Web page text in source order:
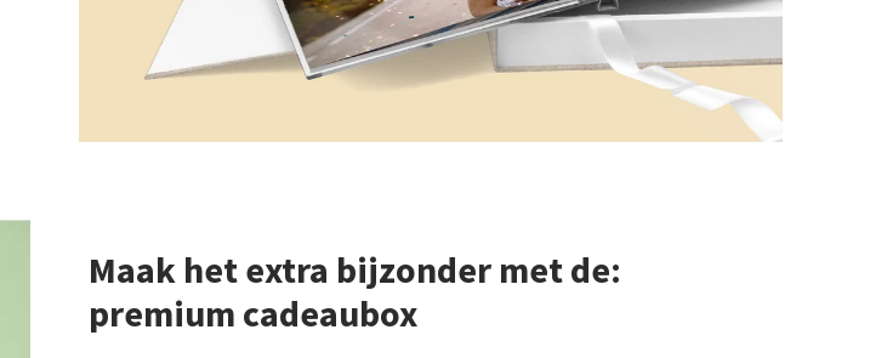
Maak het extra bijzonder met de:
premium cadeaubox